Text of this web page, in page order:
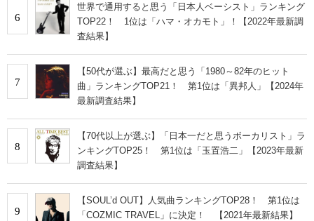
6
世界で通用すると思う「日本人ベーシスト」ランキング
TOP22！ 1位は「ハマ・オカモト」！【2022年最新調
査結果】
7
【50代が選ぶ】最高だと思う「1980～82年のヒット
曲」ランキングTOP21！ 第1位は「異邦人」【2024年
最新調査結果】
8
【70代以上が選ぶ】「日本一だと思うボーカリスト」ラ
ンキングTOP25！ 第1位は「玉置浩二」【2023年最新
調査結果】
9
【SOUL’d OUT】人気曲ランキングTOP28！ 第1位は
「COZMIC TRAVEL」に決定！ 【2021年最新結果】